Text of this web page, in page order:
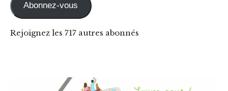
Abonnez-vous
Rejoignez les 717 autres abonnés